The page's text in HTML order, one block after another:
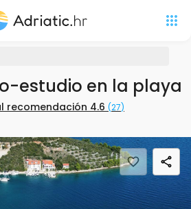
estudio en la playa
recomendación 4.6 (27)